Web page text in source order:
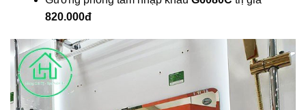
820.000đ